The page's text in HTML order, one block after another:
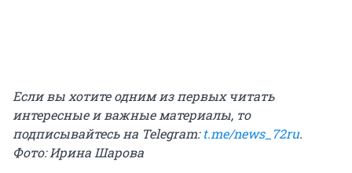
Если вы хотите одним из первых читать
интересные и важные материалы, то
подписывайтесь на Telegram:t.me/news_72ru.
Фото: Ирина Шарова